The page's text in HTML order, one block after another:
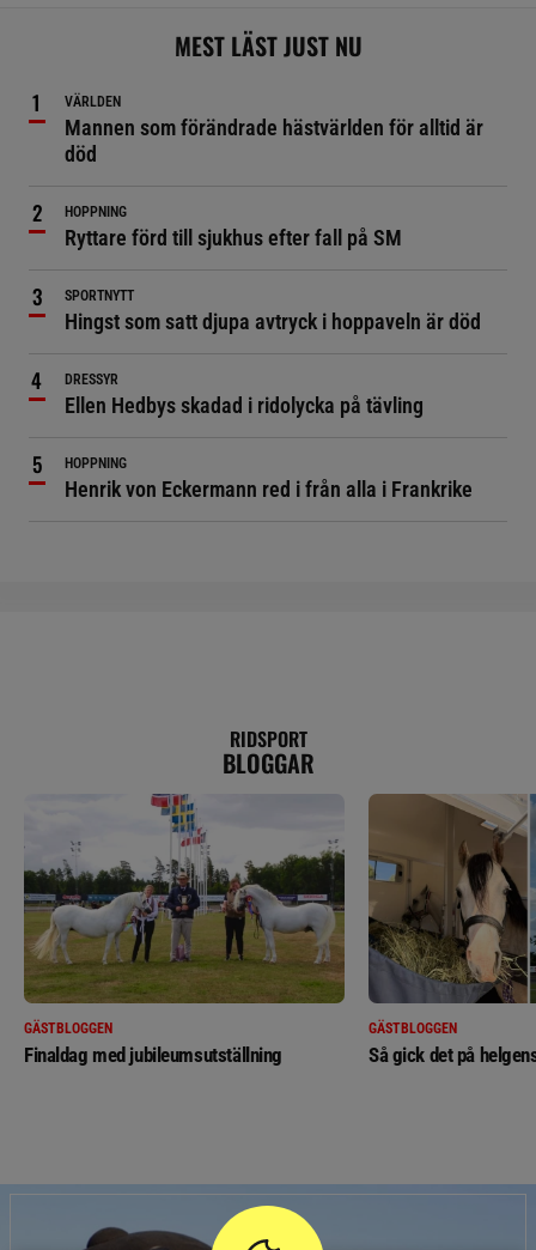
MEST LÄST JUST NU
VÄRLDEN
Mannen som förändrade hästvärlden för alltid är
död
HOPPNING
Ryttare förd till sjukhus efter fall på SM
SPORTNYTT
Hingst som satt djupa avtryck i hoppaveln är död
DRESSYR
Ellen Hedbys skadad i ridolycka på tävling
HOPPNING
Henrik von Eckermann red i från alla i Frankrike
RIDSPORT
BLOGGAR
GÄSTBLOGGEN
Finaldag med jubileumsutställning
GÄSTBLOGGEN
Så gick det på